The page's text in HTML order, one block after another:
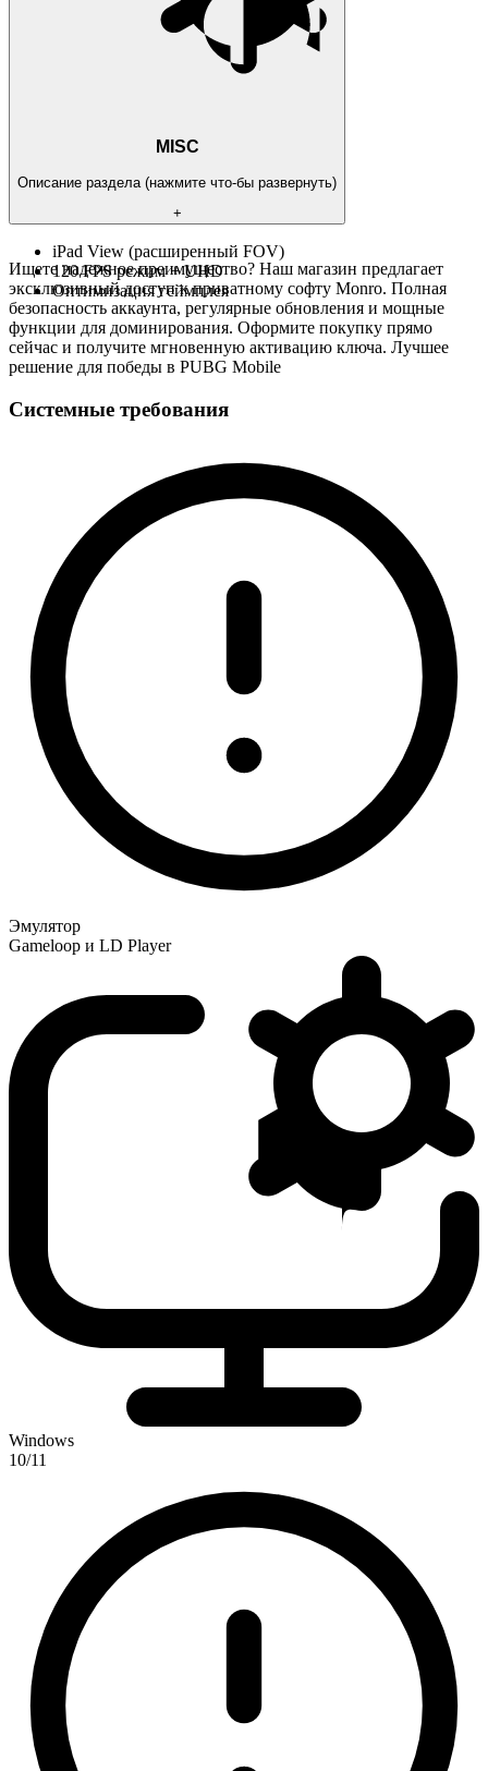
MISC
Описание раздела (нажмите что-бы развернуть)
+
iPad View (расширенный FOV)
120 FPS режим + UHD
Оптимизация геймплея
Ищете надежное преимущество? Наш магазин предлагает
эксклюзивный доступ к приватному софту Monro. Полная
безопасность аккаунта, регулярные обновления и мощные
функции для доминирования. Оформите покупку прямо
сейчас и получите мгновенную активацию ключа. Лучшее
решение для победы в PUBG Mobile
Системные требования
Эмулятор
Gameloop и LD Player
Windows
10/11